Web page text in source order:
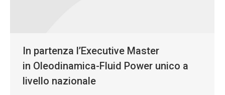
In partenza l’Executive Master
in Oleodinamica-Fluid Power unico a
livello nazionale